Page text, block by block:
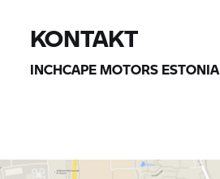
KONTAKT
INCHCAPE MOTORS ESTONIA